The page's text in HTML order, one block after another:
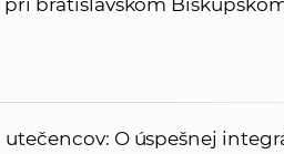
bratislavskom
utečencov: O úspešnej